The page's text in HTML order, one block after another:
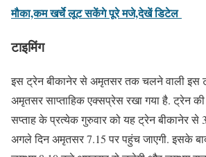
मौका,कम खर्चे लूट सकेंगे पूरे मजे,देखें डिटेल
टाइमिंग
इस ट्रेन बीकानेर से अमृतसर तक चलने वाली इस
अमृतसर साप्ताहिक एक्सप्रेस रखा गया है. ट्रेन
सप्ताह के प्रत्येक गुरुवार को यह ट्रेन बीकानेर
अगले दिन अमृतसर 7.15 पर पहुंच जाएगी. इसके